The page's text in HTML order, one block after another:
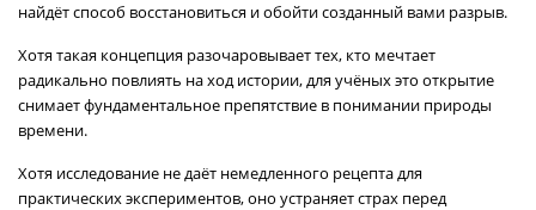
найдёт способ восстановиться и обойти созданный вами разрыв.
Хотя такая концепция разочаровывает тех, кто мечтает
радикально повлиять на ход истории, для учёных это открытие
снимает фундаментальное препятствие в понимании природы
времени.
Хотя исследование не даёт немедленного рецепта для
практических экспериментов, оно устраняет страх перед